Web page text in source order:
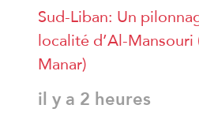
Sud-Liban: Un
localité d’Al-
Manar)
il y a 2 heures